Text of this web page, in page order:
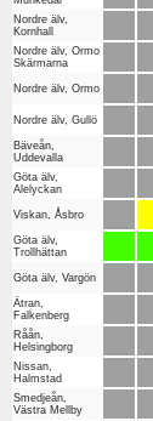
Nordre älv,
Kornhall
Nordre älv, Ormo
Skärmarna
Nordre älv, Ormo
Nordre älv, Gullö
Bäveån,
Uddevalla
Göta älv,
Alelyckan
Viskan, Åsbro
Göta älv,
Trollhättan
Göta älv, Vargön
Ätran,
Falkenberg
Råån,
Helsingborg
Nissan,
Halmstad
Smedjeån,
Västra Mellby